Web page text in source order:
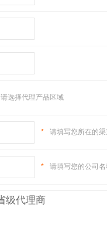
请选择代理产品区域
* 请填写您所在的
* 请填写您的公司